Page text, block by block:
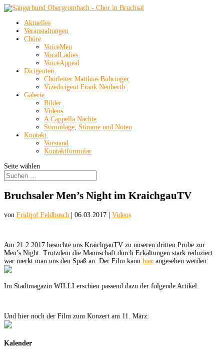
Aktuelles
Veranstaltungen
Chöre
VoiceMen
VocalLadies
VoiceAppeal
Dirigenten
Chorleiter Matthias Böhringer
Vizedirigent Frank Neuberth
Galerie
Bilder
Videos
A Cappella Nächte
Stimmlage, Stimme und Noten
Kontakt
Vorstand
Kontaktformular
Seite wählen
Bruchsaler Men’s Night im KraichgauTV
von Fridtjof Feldbusch 06.03.2017 Videos
Am 21.2.2017 besuchte uns KraichgauTV zu unseren dritten Probe zur
Men’s Night. Trotzdem die Mannschaft durch Erkältungen stark reduziert
war merkt man uns den Spaß an. Der Film kann hier angesehen werden:
Im Stadtmagazin WILLI erschien passend dazu der folgende Artikel:
Und hier noch der Film zum Konzert am 11. März:
Kalender